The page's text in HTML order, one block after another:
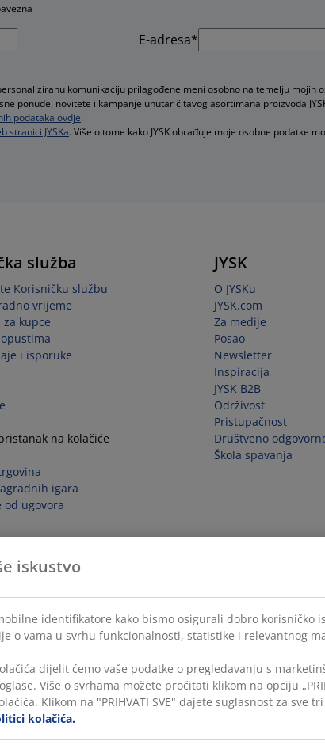
E-adresa*
komunikaciju prilagođene meni osobno na temelju mojih
ponude, novitete i kampanje unutar čitavog asortimana proizvoda
podataka ovdje.
stranici JYSKa. Više o tome kako JYSK obrađuje moje osobne podatke
služba
Korisničku službu
vrijeme
za kupce
i isporuke
na kolačiće
igara
od ugovora
JYSK
O JYSKu
JYSK.com
Za medije
Posao
Newsletter
Inspiracija
JYSK B2B
Održivost
Pristupačnost
Društveno
Škola spavanja
iskustvo
identifikatore kako bismo osigurali dobro
o vama u svrhu funkcionalnosti, statistike i relevantnog
dijelit ćemo vaše podatke o pregledavanju s
Više o svrhama možete pročitati klikom na opciju
Klikom na "PRIHVATI SVE" dajete suglasnost za sve
kolačića.